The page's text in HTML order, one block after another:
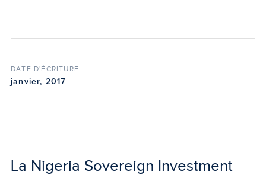
DATE D'ÉCRITURE
janvier, 2017
La Nigeria Sovereign Investment